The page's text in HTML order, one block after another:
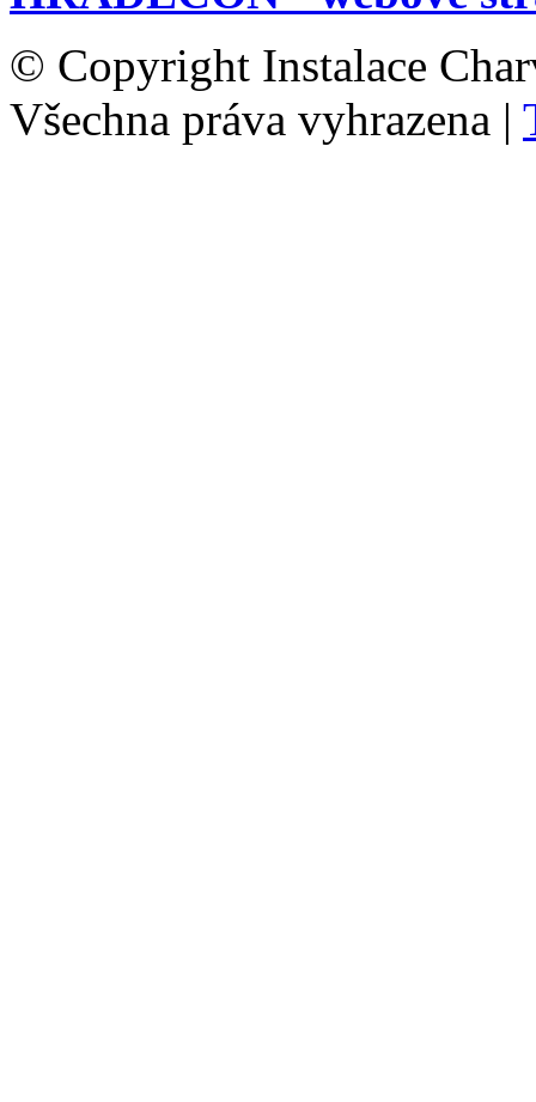
© Copyright Instalace
Všechna práva vyhrazena |